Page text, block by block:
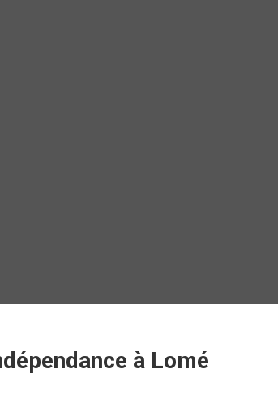
à Lomé